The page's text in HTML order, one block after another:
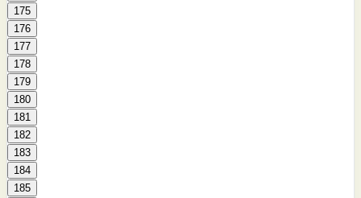
175
176
177
178
179
180
181
182
183
184
185